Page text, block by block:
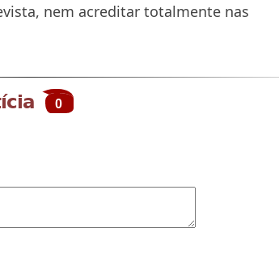
nem acreditar totalmente nas
0